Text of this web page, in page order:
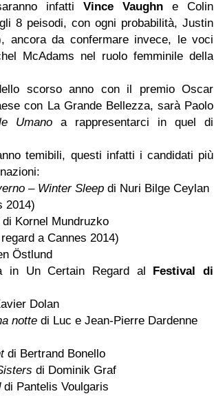
infatti Vince Vaughn e Colin
8 peisodi, con ogni probabilità, Justin
ancora da confermare invece, le voci
McAdams nel ruolo femminile della
scorso anno con il premio Oscar
con La Grande Bellezza, sarà Paolo
Umano a rappresentarci in quel di
temibili, questi infatti i candidati più
– Winter Sleep di Nuri Bilge Ceylan
2014)
di Kornel Mundruzko
a Cannes 2014)
Östlund
in Un Certain Regard al Festival di
Dolan
notte di Luc e Jean-Pierre Dardenne
di Bertrand Bonello
di Dominik Graf
di Pantelis Voulgaris